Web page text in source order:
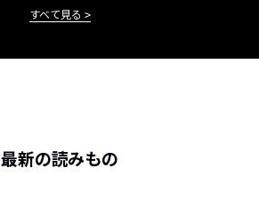
すべて見る
最新の読みもの